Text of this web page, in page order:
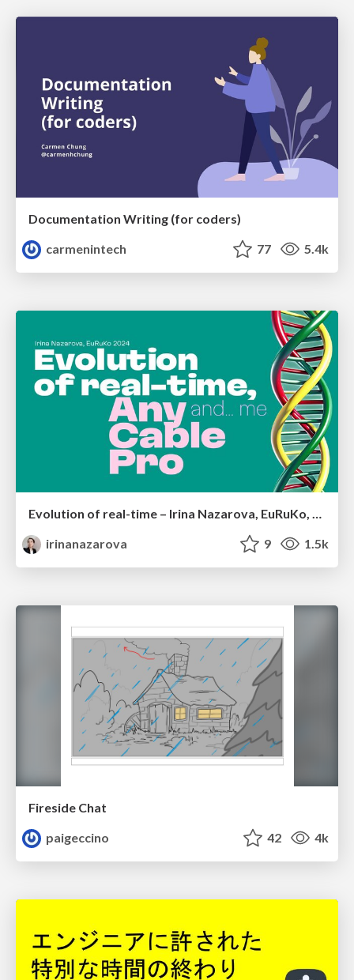
Documentation Writing (for coders)
carmenintech
77 5.4k
Evolution of real-time – Irina Nazarova, EuRuKo, 2024
irinanazarova
9 1.5k
Fireside Chat
paigeccino
42 4k